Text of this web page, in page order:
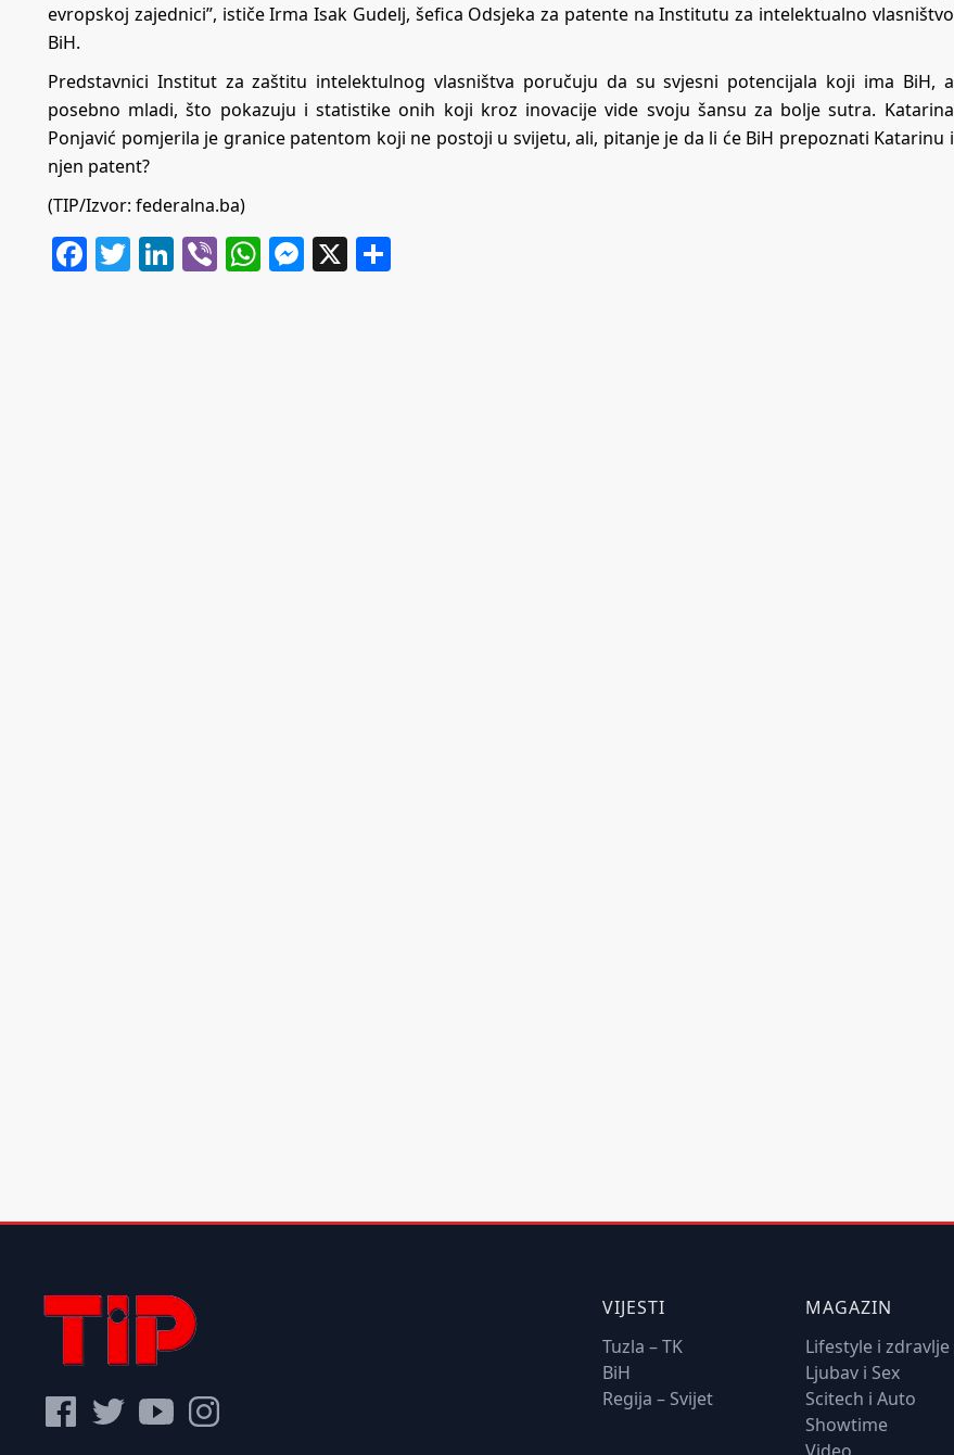
evropskoj zajednici”, ističe Irma Isak Gudelj, šefica Odsjeka za patente na Institutu za intelektualno vlasništvo
BiH.
Predstavnici Institut za zaštitu intelektulnog vlasništva poručuju da su svjesni potencijala koji ima BiH, a
posebno mladi, što pokazuju i statistike onih koji kroz inovacije vide svoju šansu za bolje sutra. Katarina
Ponjavić pomjerila je granice patentom koji ne postoji u svijetu, ali, pitanje je da li će BiH prepoznati Katarinu i
njen patent?
(TIP/Izvor: federalna.ba)
Facebook
Twitter
LinkedIn
ViberWhatsApp
Messenger
X
VIJESTI
Tuzla – TK
BiH
Regija – Svijet
MAGAZIN
Lifestyle i zdravlje
Ljubav i Sex
Scitech i Auto
Showtime
Video